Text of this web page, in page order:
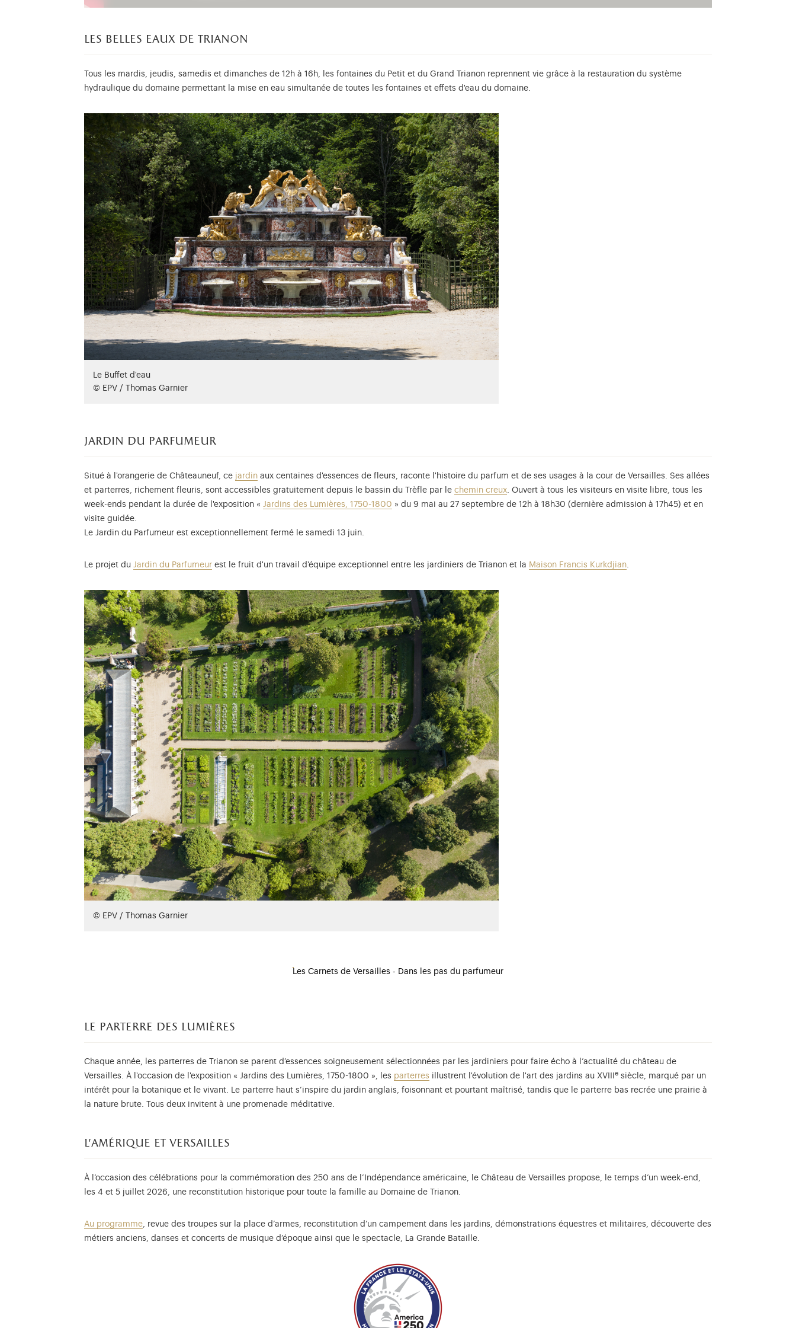
les belles eaux de trianon
Tous les mardis, jeudis, samedis et dimanches de 12h à 16h, les fontaines du Petit et du Grand Trianon reprennent vie grâce à la restauration du système
hydraulique du domaine permettant la mise en eau simultanée de toutes les fontaines et effets d'eau du domaine.
Le Buffet d'eau
© EPV / Thomas Garnier
jardin du parfumeur
Situé à l'orangerie de Châteauneuf, ce jardin aux centaines d'essences de fleurs, raconte l'histoire du parfum et de ses usages à la cour de Versailles. Ses allées
et parterres, richement fleuris, sont accessibles gratuitement depuis le bassin du Trèfle par le chemin creux. Ouvert à tous les visiteurs en visite libre, tous les
week-ends pendant la durée de l'exposition « Jardins des Lumières, 1750-1800 » du 9 mai au 27 septembre de 12h à 18h30 (dernière admission à 17h45) et en
visite guidée.
Le Jardin du Parfumeur est exceptionnellement fermé le samedi 13 juin.
Le projet du Jardin du Parfumeur est le fruit d'un travail d'équipe exceptionnel entre les jardiniers de Trianon et la Maison Francis Kurkdjian.
© EPV / Thomas Garnier
Les Carnets de Versailles - Dans les pas du parfumeur
le parterre des lumières
Chaque année, les parterres de Trianon se parent d’essences soigneusement sélectionnées par les jardiniers pour faire écho à l’actualité du château de
Versailles. À l'occasion de l'exposition « Jardins des Lumières, 1750-1800 », les parterres illustrent l'évolution de l'art des jardins au XVIII e siècle, marqué par un
intérêt pour la botanique et le vivant. Le parterre haut s’inspire du jardin anglais, foisonnant et pourtant maîtrisé, tandis que le parterre bas recrée une prairie à
la nature brute. Tous deux invitent à une promenade méditative.
l’amérique et versailles
À l’occasion des célébrations pour la commémoration des 250 ans de l’Indépendance américaine, le Château de Versailles propose, le temps d’un week-end,
les 4 et 5 juillet 2026, une reconstitution historique pour toute la famille au Domaine de Trianon.
Au programme, revue des troupes sur la place d’armes, reconstitution d’un campement dans les jardins, démonstrations équestres et militaires, découverte des
métiers anciens, danses et concerts de musique d’époque ainsi que le spectacle, La Grande Bataille.